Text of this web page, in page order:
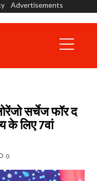
Advertisements
Menu
सर्चेज फॉर द
के लिए 7वां
0